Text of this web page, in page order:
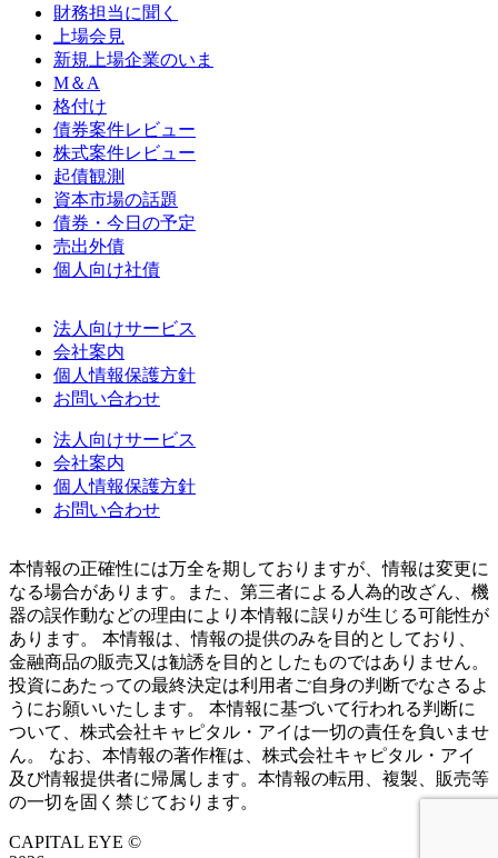
財務担当に聞く
上場会見
新規上場企業のいま
M＆A
格付け
債券案件レビュー
株式案件レビュー
起債観測
資本市場の話題
債券・今日の予定
売出外債
個人向け社債
法人向けサービス
会社案内
個人情報保護方針
お問い合わせ
法人向けサービス
会社案内
個人情報保護方針
お問い合わせ
本情報の正確性には万全を期しておりますが、情報は変更に
なる場合があります。また、第三者による人為的改ざん、機
器の誤作動などの理由により本情報に誤りが生じる可能性が
あります。 本情報は、情報の提供のみを目的としており、
金融商品の販売又は勧誘を目的としたものではありません。
投資にあたっての最終決定は利用者ご自身の判断でなさるよ
うにお願いいたします。 本情報に基づいて行われる判断に
ついて、株式会社キャピタル・アイは一切の責任を負いませ
ん。 なお、本情報の著作権は、株式会社キャピタル・アイ
及び情報提供者に帰属します。本情報の転用、複製、販売等
の一切を固く禁じております。
CAPITAL EYE ©